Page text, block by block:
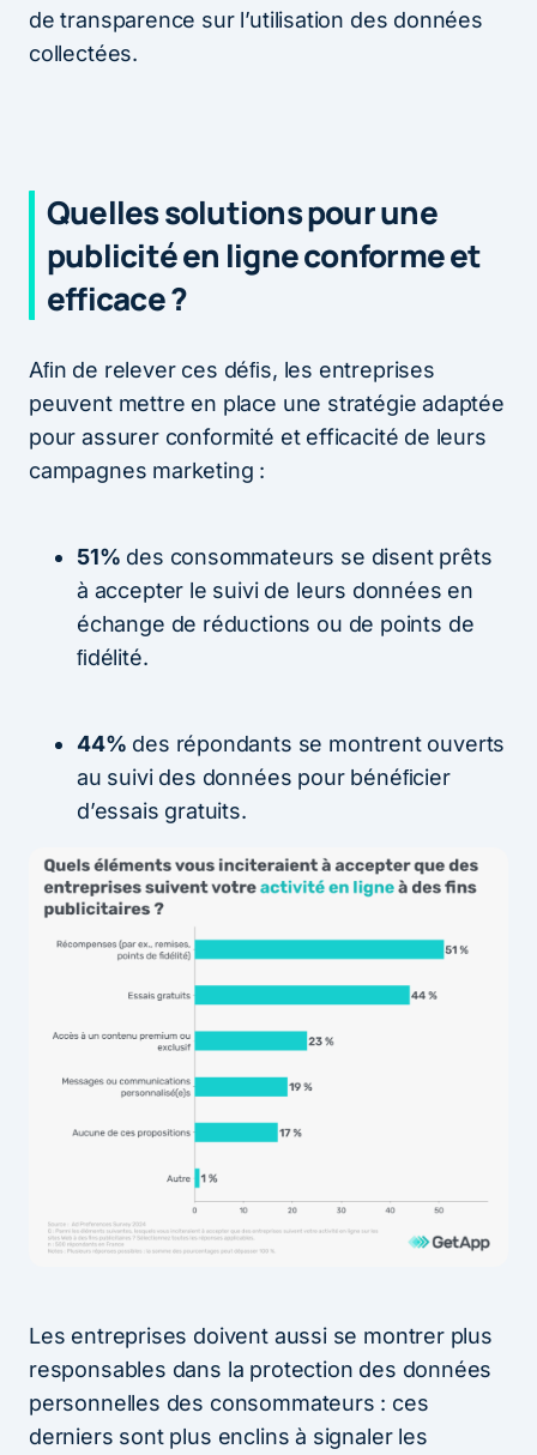
de transparence sur l’utilisation des données
collectées.
Quelles solutions pour une
publicité en ligne conforme et
efficace ?
Aﬁn de relever ces déﬁs, les entreprises
peuvent mettre en place une stratégie adaptée
pour assurer conformité et efficacité de leurs
campagnes marketing :
51% des consommateurs se disent prêts
à accepter le suivi de leurs données en
échange de réductions ou de points de
ﬁdélité.
44% des répondants se montrent ouverts
au suivi des données pour bénéﬁcier
d’essais gratuits.
Les entreprises doivent aussi se montrer plus
responsables dans la protection des données
personnelles des consommateurs : ces
derniers sont plus enclins à signaler les